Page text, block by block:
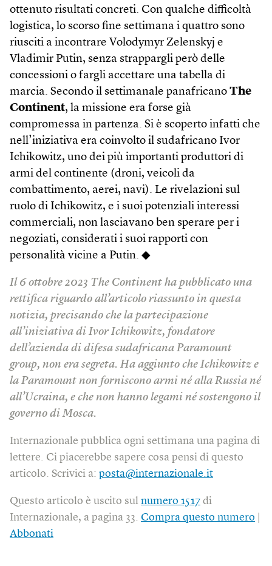
ottenuto risultati concreti. Con qualche difficoltà
logistica, lo scorso fine settimana i quattro sono
riusciti a incontrare Volodymyr Zelenskyj e
Vladimir Putin, senza strappargli però delle
concessioni o fargli accettare una tabella di
marcia. Secondo il settimanale panafricano The
Continent, la missione era forse già
compromessa in partenza. Si è scoperto infatti che
nell’iniziativa era coinvolto il sudafricano Ivor
Ichikowitz, uno dei più importanti produttori di
armi del continente (droni, veicoli da
combattimento, aerei, navi). Le rivelazioni sul
ruolo di Ichikowitz, e i suoi potenziali interessi
commerciali, non lasciavano ben sperare per i
negoziati, considerati i suoi rapporti con
personalità vicine a Putin. ◆
Il 6 ottobre 2023 The Continent ha pubblicato una
rettifica riguardo all’articolo riassunto in questa
notizia, precisando che la partecipazione
all’iniziativa di Ivor Ichikowitz, fondatore
dell’azienda di difesa sudafricana Paramount
group, non era segreta. Ha aggiunto che Ichikowitz e
la Paramount non forniscono armi né alla Russia né
all’Ucraina, e che non hanno legami né sostengono il
governo di Mosca.
Internazionale pubblica ogni settimana una pagina di
lettere. Ci piacerebbe sapere cosa pensi di questo
articolo. Scrivici a: posta@internazionale.it
Questo articolo è uscito sul numero 1517 di
Internazionale, a pagina 33. Compra questo numero
Abbonati